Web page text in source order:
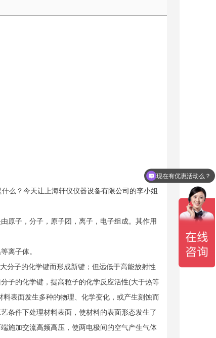
么？今天让上海轩仪仪器设备有限公司的李小姐
原子，分子，原子团，离子，电子组成。其作用
离子体。
分子的化学键而形成新键；但远低于高能放射性
子的化学键，提高粒子的化学反应活性(大于热等
表面发生多种的物理、化学变化，或产生刻蚀而
条件下处理材料表面，使材料的表面形态发生了
施加交流高频高压，使两电极间的空气产生气体
现在有优惠活动么？